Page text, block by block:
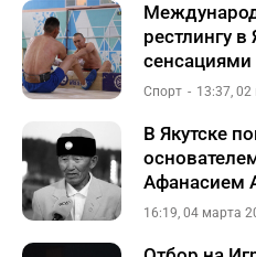
рестлингу
сенсациями
Спорт 13:37,
В Якутске
Афанасием
16:19, 04 марта